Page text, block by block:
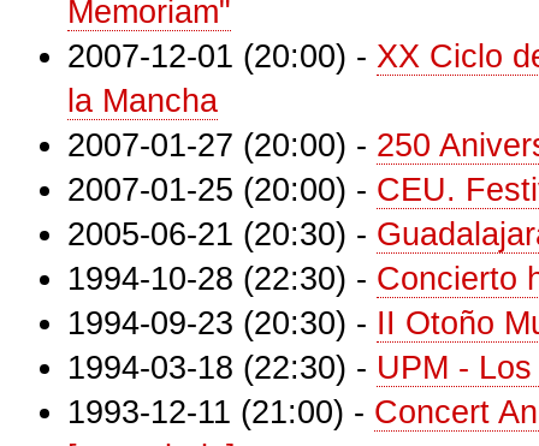
Memoriam"
2007-12-01 (20:00) - XX Ciclo
la Mancha
2007-01-27 (20:00) - 250
2007-01-25 (20:00) - CEU.
2005-06-21 (20:30) -
1994-10-28 (22:30) - Concierto
1994-09-23 (20:30) - II Otoño
1994-03-18 (22:30) - UPM -
1993-12-11 (21:00) - Concert